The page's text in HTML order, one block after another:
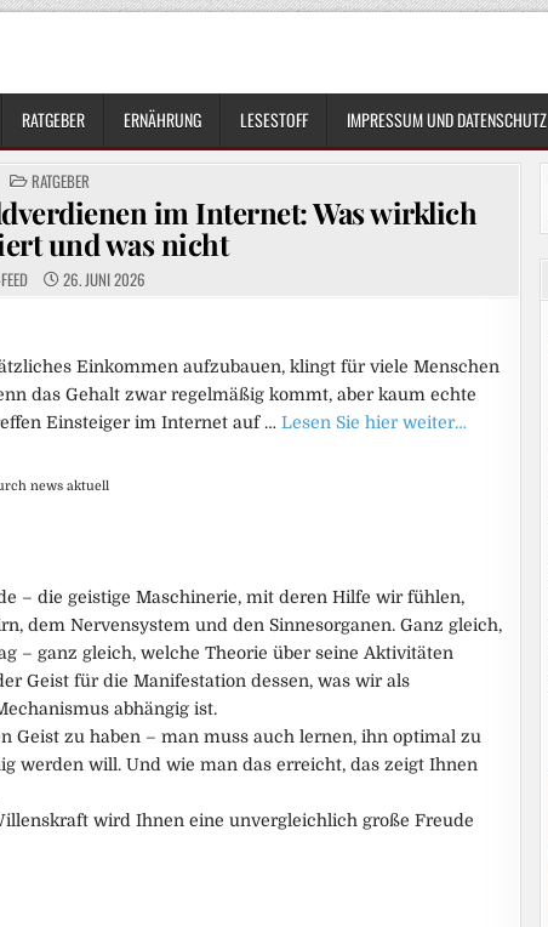
RATGEBER ERNÄHRUNG LESESTOFF IMPRESSUM UND DATENSCHUTZ
POSTED
IN
RATGEBER
im Internet: Was wirklich
und was nicht
26. JUNI 2026
Einkommen aufzubauen, klingt für viele Menschen
das Gehalt zwar regelmäßig kommt, aber kaum echte
Einsteiger im Internet auf … Lesen Sie hier weiter…
news aktuell
– die geistige Maschinerie, mit deren Hilfe wir fühlen,
dem Nervensystem und den Sinnesorganen. Ganz gleich,
– ganz gleich, welche Theorie über seine Aktivitäten
Geist für die Manifestation dessen, was wir als
abhängig ist.
Geist zu haben – man muss auch lernen, ihn optimal zu
werden will. Und wie man das erreicht, das zeigt Ihnen
wird Ihnen eine unvergleichlich große Freude